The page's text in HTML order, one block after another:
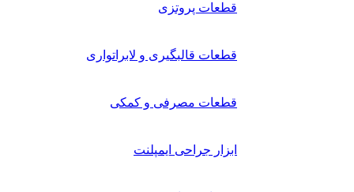
قطعات پروتزی
قطعات قالبگیری و لابراتواری
قطعات مصرفی و کمکی
ابزار جراحی ایمپلنت